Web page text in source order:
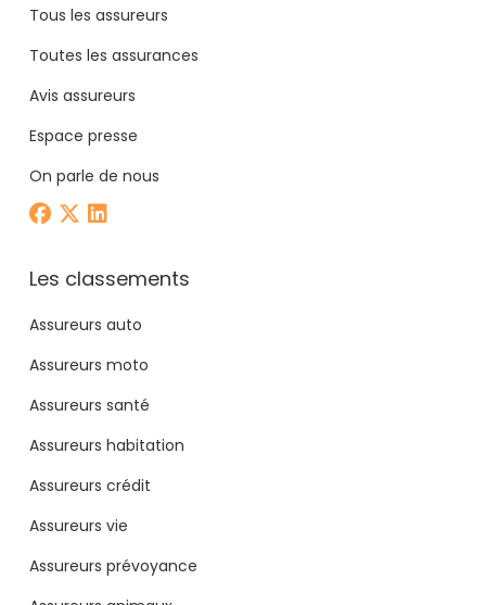
Tous les assureurs
Toutes les assurances
Avis assureurs
Espace presse
On parle de nous
Les classements
Assureurs auto
Assureurs moto
Assureurs santé
Assureurs habitation
Assureurs crédit
Assureurs vie
Assureurs prévoyance